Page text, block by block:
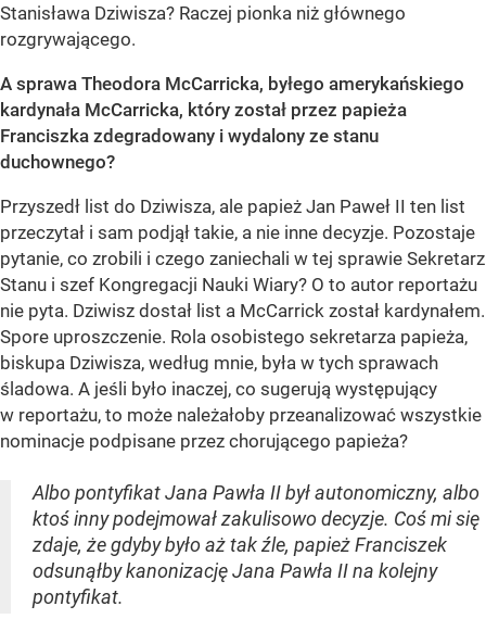
Stanisława Dziwisza? Raczej pionka niż głównego
rozgrywającego.
A sprawa Theodora McCarricka, byłego amerykańskiego
kardynała McCarricka, który został przez papieża
Franciszka zdegradowany i wydalony ze stanu
duchownego?
Przyszedł list do Dziwisza, ale papież Jan Paweł II ten list
przeczytał i sam podjął takie, a nie inne decyzje. Pozostaje
pytanie, co zrobili i czego zaniechali w tej sprawie Sekretarz
Stanu i szef Kongregacji Nauki Wiary? O to autor reportażu
nie pyta. Dziwisz dostał list a McCarrick został kardynałem.
Spore uproszczenie. Rola osobistego sekretarza papieża,
biskupa Dziwisza, według mnie, była w tych sprawach
śladowa. A jeśli było inaczej, co sugerują występujący
w reportażu, to może należałoby przeanalizować wszystkie
nominacje podpisane przez chorującego papieża?
Albo pontyfikat Jana Pawła II był autonomiczny, albo
ktoś inny podejmował zakulisowo decyzje. Coś mi się
zdaje, że gdyby było aż tak źle, papież Franciszek
odsunąłby kanonizację Jana Pawła II na kolejny
pontyfikat.